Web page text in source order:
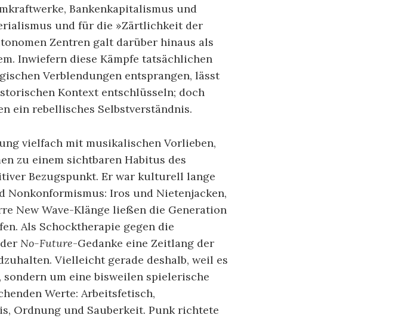
Bankenkapitalismus und
und für die »Zärtlichkeit der
Zentren galt darüber hinaus als
Inwiefern diese Kämpfe tatsächlichen
Verblendungen entsprangen, lässt
Kontext entschlüsseln; doch
ein rebellisches Selbstverständnis.
vielfach mit musikalischen Vorlieben,
zu einem sichtbaren Habitus des
Bezugspunkt. Er war kulturell lange
Iros und Nietenjacken,
New Wave-Klänge ließen die Generation
Als Schocktherapie gegen die
No-Future-Gedanke eine Zeitlang der
Vielleicht gerade deshalb, weil es
um eine bisweilen spielerische
Werte: Arbeitsfetisch,
Ordnung und Sauberkeit. Punk richtete